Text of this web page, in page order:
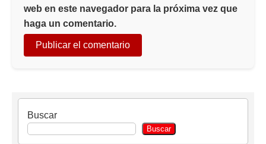
web en este navegador para la próxima vez que
haga un comentario.
Buscar
Buscar